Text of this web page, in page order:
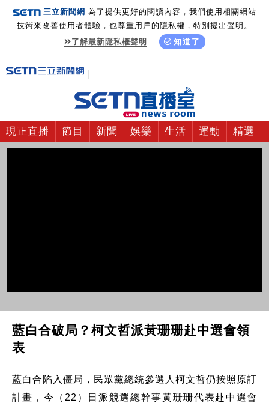
三立新聞網 為了提供更好的閱讀內容，我們使用相關網站
技術來改善使用者體驗，也尊重用戶的隱私權，特別提出聲明。
了解最新隱私權聲明
知道了
現正直播 節目 新聞 娛樂 生活 運動 精選
藍白合破局？柯文哲派黃珊珊赴中選會領
表
藍白合陷入僵局，民眾黨總統參選人柯文哲仍按照原訂
計畫，今（22）日派競選總幹事黃珊珊代表赴中選會